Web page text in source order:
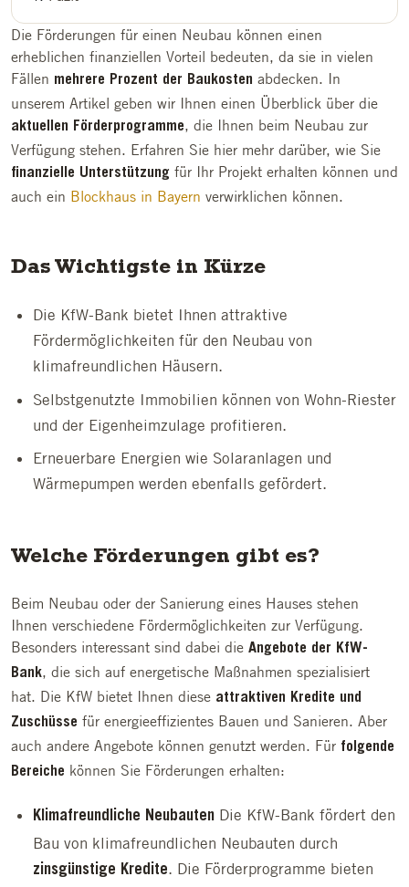
Die Förderungen für einen Neubau können einen
erheblichen finanziellen Vorteil bedeuten, da sie in vielen
Fällen mehrere Prozent der Baukosten abdecken. In
unserem Artikel geben wir Ihnen einen Überblick über die
aktuellen Förderprogramme, die Ihnen beim Neubau zur
Verfügung stehen. Erfahren Sie hier mehr darüber, wie Sie
finanzielle Unterstützung für Ihr Projekt erhalten können und
auch ein Blockhaus in Bayern verwirklichen können.
Das Wichtigste in Kürze
Die KfW-Bank bietet Ihnen attraktive
Fördermöglichkeiten für den Neubau von
klimafreundlichen Häusern.
Selbstgenutzte Immobilien können von Wohn-Riester
und der Eigenheimzulage profitieren.
Erneuerbare Energien wie Solaranlagen und
Wärmepumpen werden ebenfalls gefördert.
Welche Förderungen gibt es?
Beim Neubau oder der Sanierung eines Hauses stehen
Ihnen verschiedene Fördermöglichkeiten zur Verfügung.
Besonders interessant sind dabei die Angebote der KfW-
Bank, die sich auf energetische Maßnahmen spezialisiert
hat. Die KfW bietet Ihnen diese attraktiven Kredite und
Zuschüsse für energieeffizientes Bauen und Sanieren. Aber
auch andere Angebote können genutzt werden. Für folgende
Bereiche können Sie Förderungen erhalten:
Klimafreundliche NeubautenDie KfW-Bank fördert den
Bau von klimafreundlichen Neubauten durch
zinsgünstige Kredite. Die Förderprogramme bieten